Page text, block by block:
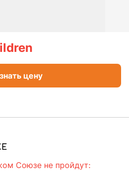
цену
Союзе не пройдут: